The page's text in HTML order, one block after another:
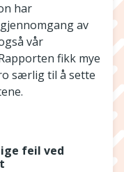
har
av
vår
fikk mye
særlig til å sette
feil ved